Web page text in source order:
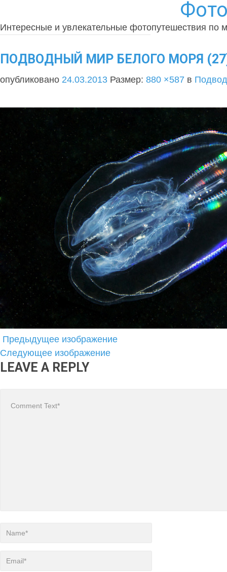
Интересные и увлекательные фотопутешествия по
ПОДВОДНЫЙ МИР БЕЛОГО МОРЯ
опубликовано 24.03.2013 Размер: 880 ×587 в
Предыдущее изображение
Следующее изображение
LEAVE A REPLY